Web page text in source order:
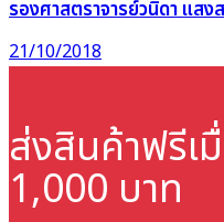
รองศาสตราจารย์วนิดา แสง
21/10/2018
ส่งสินค้าฟรีเ
1,000 บาท